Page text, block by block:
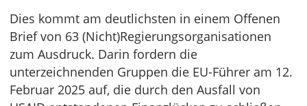
Dies kommt am deutlichsten in einem Offenen
Brief von 63 (Nicht)Regierungsorganisationen
zum Ausdruck. Darin fordern die
unterzeichnenden Gruppen die EU-Führer am 12.
Februar 2025 auf, die durch den Ausfall von